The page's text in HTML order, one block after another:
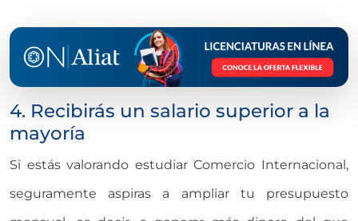
4. Recibirás un salario superior a la
mayoría
Si estás valorando estudiar Comercio Internacional,
seguramente aspiras a ampliar tu presupuesto